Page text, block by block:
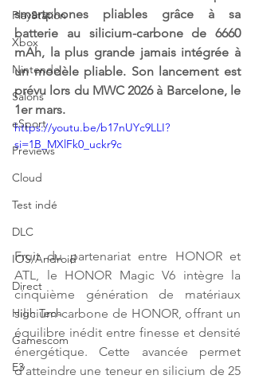
PlayStation
Xbox
Nintendo
Salons
eSport
Previews
Cloud
Test indé
DLC
IOS/Android
Direct
High Tech
Gamescom
E3
smartphones pliables grâce à sa
batterie au silicium-carbone de 6660
mAh, la plus grande jamais intégrée à
un modèle pliable. Son lancement est
prévu lors du MWC 2026 à Barcelone, le
1er mars.
https://youtu.be/b17nUYc9LLI?
si=1B_MXlFk0_uckr9c
Fruit du partenariat entre HONOR et
ATL, le HONOR Magic V6 intègre la
cinquième génération de matériaux
silicium-carbone de HONOR, offrant un
équilibre inédit entre finesse et densité
énergétique. Cette avancée permet
d’atteindre une teneur en silicium de 25